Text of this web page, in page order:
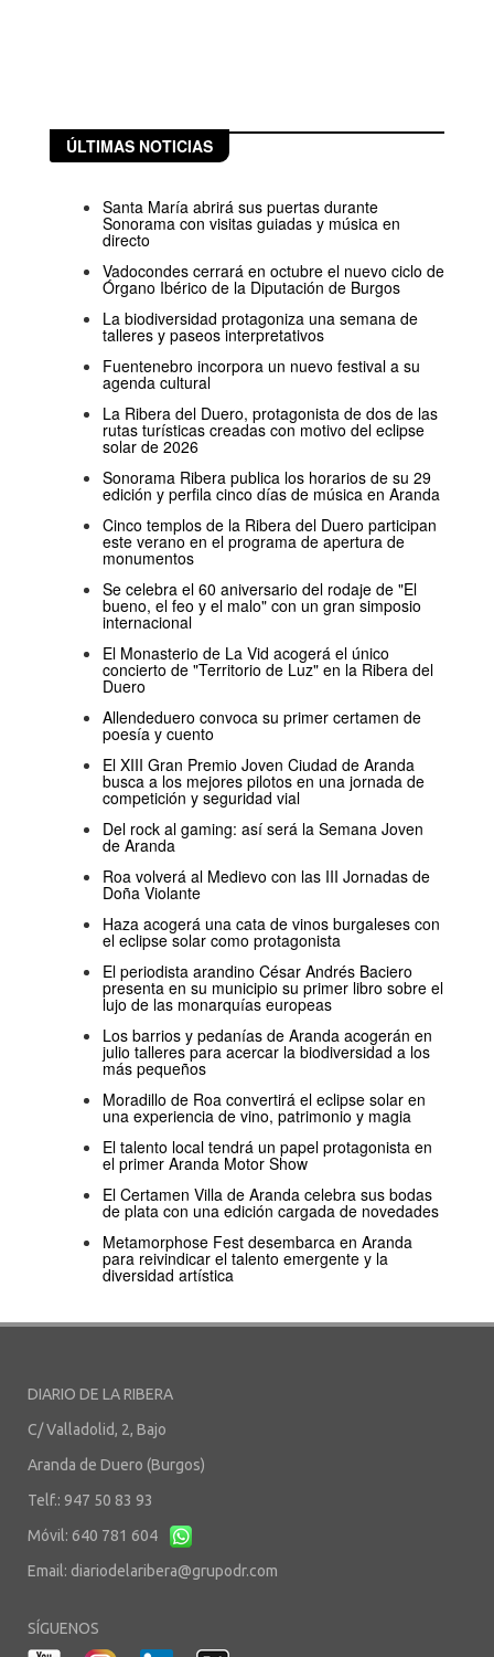
ÚLTIMAS NOTICIAS
Santa María abrirá sus puertas durante
Sonorama con visitas guiadas y música en
directo
Vadocondes cerrará en octubre el nuevo ciclo de
Órgano Ibérico de la Diputación de Burgos
La biodiversidad protagoniza una semana de
talleres y paseos interpretativos
Fuentenebro incorpora un nuevo festival a su
agenda cultural
La Ribera del Duero, protagonista de dos de las
rutas turísticas creadas con motivo del eclipse
solar de 2026
Sonorama Ribera publica los horarios de su 29
edición y perfila cinco días de música en Aranda
Cinco templos de la Ribera del Duero participan
este verano en el programa de apertura de
monumentos
Se celebra el 60 aniversario del rodaje de "El
bueno, el feo y el malo" con un gran simposio
internacional
El Monasterio de La Vid acogerá el único
concierto de "Territorio de Luz" en la Ribera del
Duero
Allendeduero convoca su primer certamen de
poesía y cuento
El XIII Gran Premio Joven Ciudad de Aranda
busca a los mejores pilotos en una jornada de
competición y seguridad vial
Del rock al gaming: así será la Semana Joven
de Aranda
Roa volverá al Medievo con las III Jornadas de
Doña Violante
Haza acogerá una cata de vinos burgaleses con
el eclipse solar como protagonista
El periodista arandino César Andrés Baciero
presenta en su municipio su primer libro sobre el
lujo de las monarquías europeas
Los barrios y pedanías de Aranda acogerán en
julio talleres para acercar la biodiversidad a los
más pequeños
Moradillo de Roa convertirá el eclipse solar en
una experiencia de vino, patrimonio y magia
El talento local tendrá un papel protagonista en
el primer Aranda Motor Show
El Certamen Villa de Aranda celebra sus bodas
de plata con una edición cargada de novedades
Metamorphose Fest desembarca en Aranda
para reivindicar el talento emergente y la
diversidad artística
DIARIO DE LA RIBERA
C/ Valladolid, 2, Bajo
Aranda de Duero (Burgos)
Telf.: 947 50 83 93
Móvil: 640 781 604
Email: diariodelaribera@grupodr.com
SÍGUENOS